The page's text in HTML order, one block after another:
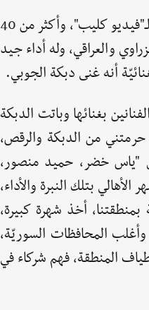
الفنان "محمود العبد" يملك سجلاً طيباً وطويلاً على خشبة مسرح الغناء الجزراوي، له عدد من الـ"فيديو كليب"، وأكثر من 40
والعراقي، وله أداء جيد
أنه غنى دبكة الجوبي.
بغنائها وباتت الدبكة
من الدبكة والرقص،
"ياس خضر، حميد منصور،
بتلك النبرة والأداء،
أخذ شهرة كبيرة،
المحافظات السوريّة،
المنطقة، فهم شركاء في